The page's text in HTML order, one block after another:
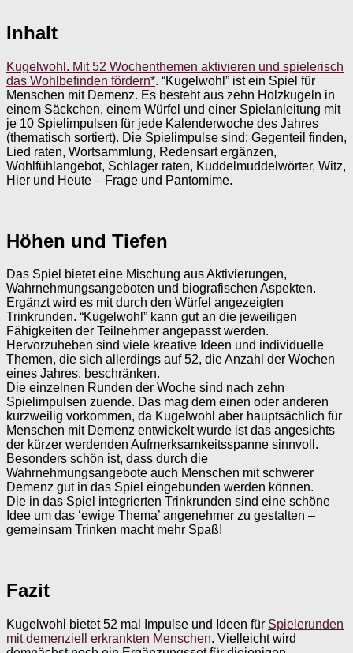
Inhalt
Kugelwohl. Mit 52 Wochenthemen aktivieren und spielerisch
das Wohlbefinden fördern*. “Kugelwohl” ist ein Spiel für
Menschen mit Demenz. Es besteht aus zehn Holzkugeln in
einem Säckchen, einem Würfel und einer Spielanleitung mit
je 10 Spielimpulsen für jede Kalenderwoche des Jahres
(thematisch sortiert). Die Spielimpulse sind: Gegenteil finden,
Lied raten, Wortsammlung, Redensart ergänzen,
Wohlfühlangebot, Schlager raten, Kuddelmuddelwörter, Witz,
Hier und Heute – Frage und Pantomime.
Höhen und Tiefen
Das Spiel bietet eine Mischung aus Aktivierungen,
Wahrnehmungsangeboten und biografischen Aspekten.
Ergänzt wird es mit durch den Würfel angezeigten
Trinkrunden. “Kugelwohl” kann gut an die jeweiligen
Fähigkeiten der Teilnehmer angepasst werden.
Hervorzuheben sind viele kreative Ideen und individuelle
Themen, die sich allerdings auf 52, die Anzahl der Wochen
eines Jahres, beschränken.
Die einzelnen Runden der Woche sind nach zehn
Spielimpulsen zuende. Das mag dem einen oder anderen
kurzweilig vorkommen, da Kugelwohl aber hauptsächlich für
Menschen mit Demenz entwickelt wurde ist das angesichts
der kürzer werdenden Aufmerksamkeitsspanne sinnvoll.
Besonders schön ist, dass durch die
Wahrnehmungsangebote auch Menschen mit schwerer
Demenz gut in das Spiel eingebunden werden können.
Die in das Spiel integrierten Trinkrunden sind eine schöne
Idee um das ‘ewige Thema’ angenehmer zu gestalten –
gemeinsam Trinken macht mehr Spaß!
Fazit
Kugelwohl bietet 52 mal Impulse und Ideen für Spielerunden
mit demenziell erkrankten Menschen. Vielleicht wird